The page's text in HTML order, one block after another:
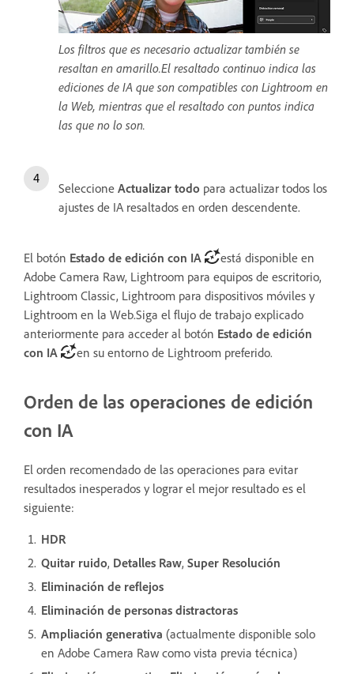
Los filtros que es necesario actualizar también se
resaltan en amarillo.El resaltado continuo indica las
ediciones de IA que son compatibles con Lightroom en
la Web, mientras que el resaltado con puntos indica
las que no lo son.
Seleccione Actualizar todo para actualizar todos los
ajustes de IA resaltados en orden descendente.
El botón Estado de edición con IA
está disponible en
Adobe Camera Raw, Lightroom para equipos de escritorio,
Lightroom Classic, Lightroom para dispositivos móviles y
Lightroom en la Web.Siga el flujo de trabajo explicado
anteriormente para acceder al botón Estado de edición
con IA
en su entorno de Lightroom preferido.
Orden de las operaciones de edición
con IA
El orden recomendado de las operaciones para evitar
resultados inesperados y lograr el mejor resultado es el
siguiente:
HDR
Quitar ruido, Detalles Raw, Super Resolución
Eliminación de reflejos
Eliminación de personas distractoras
Ampliación generativa (actualmente disponible solo
en Adobe Camera Raw como vista previa técnica)